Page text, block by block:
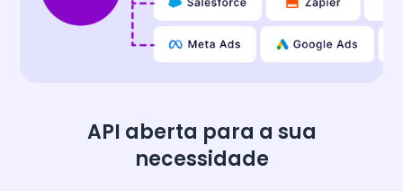
API aberta para a sua
necessidade